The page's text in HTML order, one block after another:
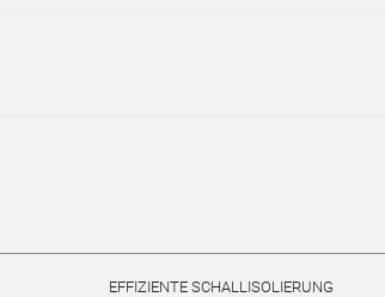
EFFIZIENTE SCHALLISOLIERUNG